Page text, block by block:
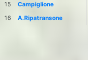
15
Campiglione
16
A.Ripatransone